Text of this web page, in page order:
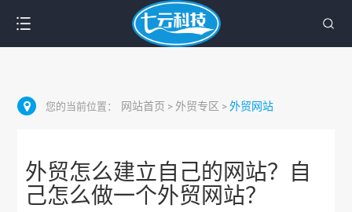
您的当前位置： 网站首页 > 外贸专区 >外贸网站
外贸怎么建立自己的网站？自
己怎么做一个外贸网站？